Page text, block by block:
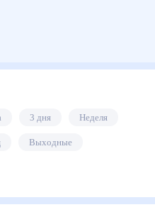
3 дня Неделя
Выходные